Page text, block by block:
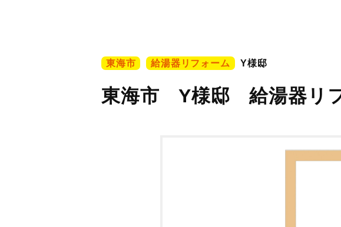
東海市 給湯器リフォーム Y様邸
東海市 Y様邸 給湯器リ